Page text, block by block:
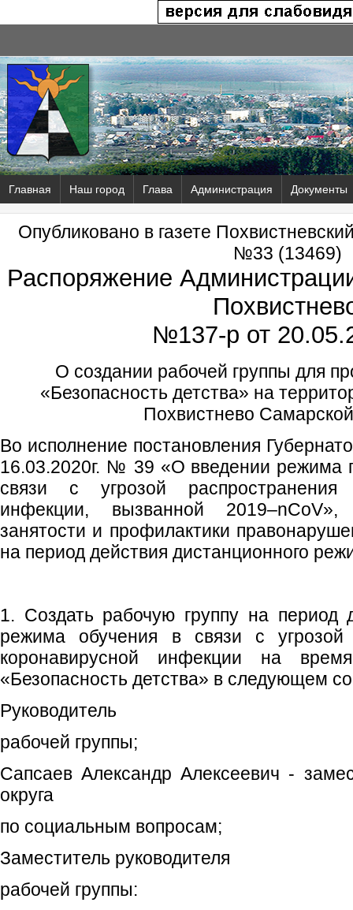
Главная Наш город Глава Администрация Документы
Опубликовано в газете
№33 (13469)
Распоряжение Администрации
№137-р от
О создании рабочей группы для
«Безопасность детства» на
Похвистнево
Во исполнение постановления
16.03.2020г. № 39 «О введении режима
связи с угрозой распространения
инфекции, вызванной
занятости и профилактики
на период действия дистанционного
1. Создать рабочую группу на период
режима обучения в связи с угрозой
коронавирусной инфекции на
«Безопасность детства» в следующем
Руководитель
рабочей группы;
Сапсаев Александр Алексеевич -
округа
по социальным вопросам;
Заместитель руководителя
рабочей группы: